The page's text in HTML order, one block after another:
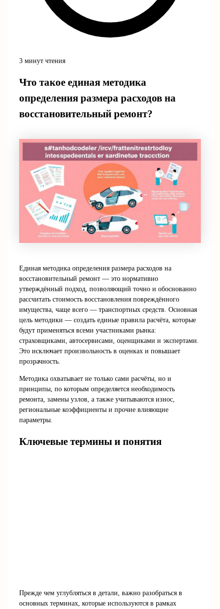
3 минут чтения
Что такое единая методика
определения размера расходов на
восстановительный ремонт?
Единая методика определения размера расходов на
восстановительный ремонт — это нормативно
утверждённый подход, позволяющий точно и обоснованно
рассчитать стоимость восстановления повреждённого
имущества, чаще всего — транспортных средств. Основная
цель методики — создать единые правила расчёта, которые
будут применяться всеми участниками рынка:
страховщиками, автосервисами, оценщиками и экспертами.
Это исключает произвольность в оценках и повышает
прозрачность.
Методика охватывает не только сами расчёты, но и
принципы, по которым определяется необходимость
ремонта, замены узлов, а также учитываются износ,
региональные коэффициенты и прочие влияющие
параметры.
Ключевые термины и понятия
Прежде чем углубляться в детали, важно разобраться в
основных терминах, которые используются в рамках